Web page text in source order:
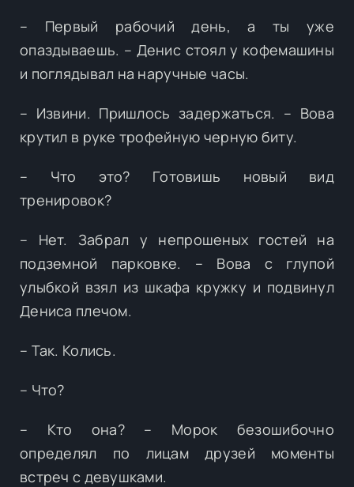
– Первый рабочий день, а ты уже
опаздываешь. – Денис стоял у кофемашины
и поглядывал на наручные часы.
– Извини. Пришлось задержаться. – Вова
крутил в руке трофейную черную биту.
– Что это? Готовишь новый вид
тренировок?
– Нет. Забрал у непрошеных гостей на
подземной парковке. – Вова с глупой
улыбкой взял из шкафа кружку и подвинул
Дениса плечом.
– Так. Колись.
– Что?
– Кто она? – Морок безошибочно
определял по лицам друзей моменты
встреч с девушками.